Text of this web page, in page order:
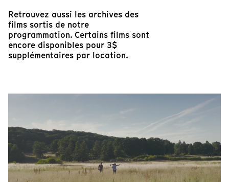
Retrouvez aussi les archives des
films sortis de notre
programmation. Certains films sont
encore disponibles pour 3$
supplémentaires par location.